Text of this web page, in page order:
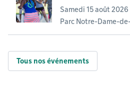
Samedi 15 août 2026
Parc Notre-Dame-
Tous nos événements